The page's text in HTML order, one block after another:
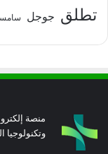
تطلق جوجل
منصة
وتكنولوجيا